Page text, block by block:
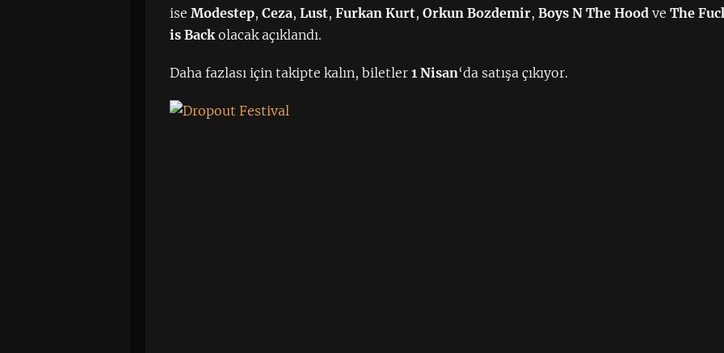
iseModestep,Ceza,Lust,Furkan Kurt,Orkun Bozdemir,Boys N The Hood veThe
is Backolacak açıklandı.
Daha fazlası için takipte kalın, biletler1 Nisan‘da satışa çıkıyor.